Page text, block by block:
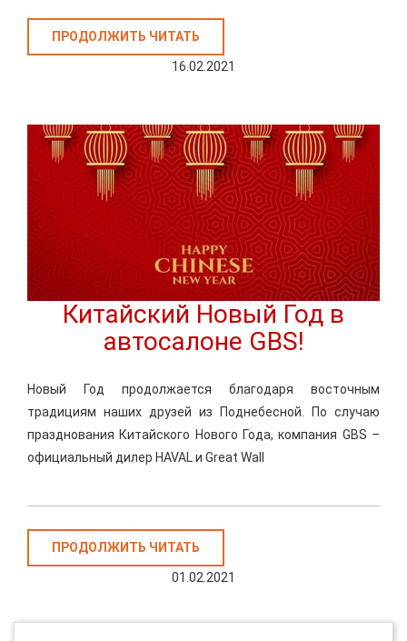
ПРОДОЛЖИТЬ ЧИТАТЬ
16.02.2021
Китайский Новый Год в
автосалоне GBS!
Новый Год продолжается благодаря восточным
традициям наших друзей из Поднебесной. По случаю
празднования Китайского Нового Года, компания GBS –
официальный дилер HAVAL и Great Wall
ПРОДОЛЖИТЬ ЧИТАТЬ
01.02.2021